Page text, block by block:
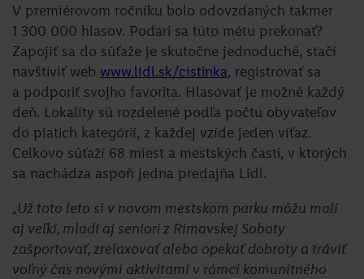
V premiérovom ročníku bolo odovzdaných takmer
1 300 000 hlasov. Podarí sa túto métu prekonať?
Zapojiť sa do súťaže je skutočne jednoduché, stačí
navštíviť web www.lidl.sk/cistinka, registrovať sa
a podporiť svojho favorita. Hlasovať je možné každý
deň. Lokality sú rozdelené podľa počtu obyvateľov
do piatich kategórií, z každej vzíde jeden víťaz.
Celkovo súťaží 68 miest a mestských častí, v ktorých
sa nachádza aspoň jedna predajňa Lidl.
„Už toto leto si v novom mestskom parku môžu malí
aj veľkí, mladí aj seniori z Rimavskej Soboty
zašportovať, zrelaxovať alebo opekať dobroty a tráviť
voľný čas novými aktivitami v rámci komunitného